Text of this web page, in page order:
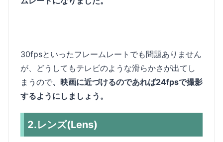
30fpsといったフレームレートでも問題ありません
が、どうしてもテレビのような滑らかさが出てし
まうので、映画に近づけるのであれば24fpsで撮影
するようにしましょう。
2.レンズ(Lens)